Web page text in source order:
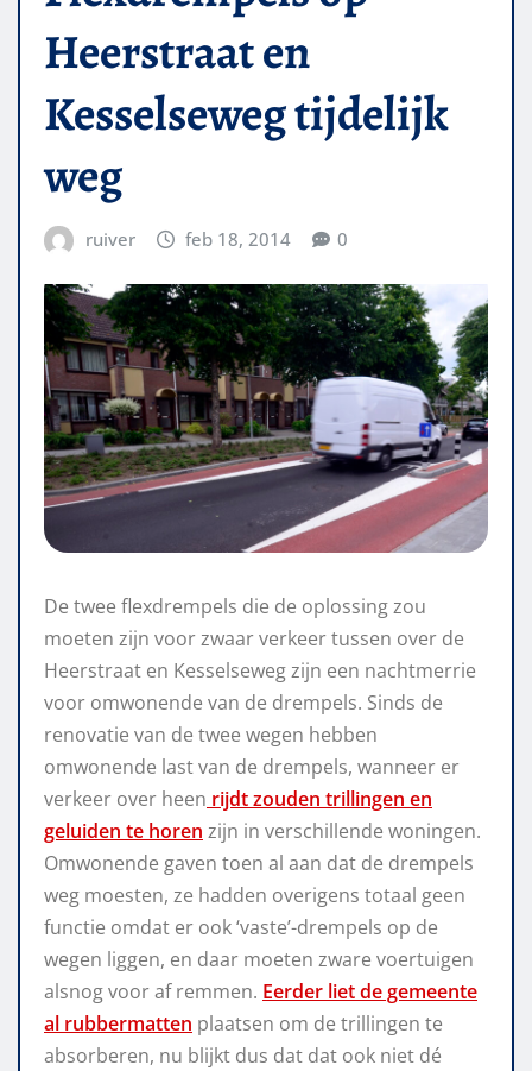
Heerstraat en
Kesselseweg tijdelijk
weg
ruiver feb 18, 2014 0
De twee flexdrempels die de oplossing zou
moeten zijn voor zwaar verkeer tussen over de
Heerstraat en Kesselseweg zijn een nachtmerrie
voor omwonende van de drempels. Sinds de
renovatie van de twee wegen hebben
omwonende last van de drempels, wanneer er
verkeer over heen rijdt zouden trillingen en
geluiden te horen zijn in verschillende woningen.
Omwonende gaven toen al aan dat de drempels
weg moesten, ze hadden overigens totaal geen
functie omdat er ook ‘vaste’-drempels op de
wegen liggen, en daar moeten zware voertuigen
alsnog voor af remmen. Eerder liet de gemeente
al rubbermatten plaatsen om de trillingen te
absorberen, nu blijkt dus dat dat ook niet dé